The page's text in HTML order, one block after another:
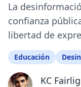
La
confianza
libertad de
Educación
KC